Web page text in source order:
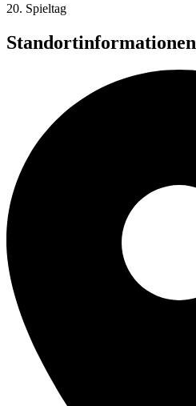
20. Spieltag
Standortinformationen